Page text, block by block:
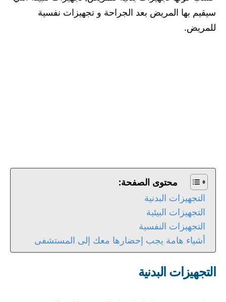
سيقيم بها المريض بعد الجراحة و تجهيزات نفسية
للمريض.
محتوى الصفحة:
التجهيزات البدنية
التجهيزات البيئية
التجهيزات النفسية
أشياء هامة يجب إحضارها معك إلى المستشفى
التجهيزات البدنية